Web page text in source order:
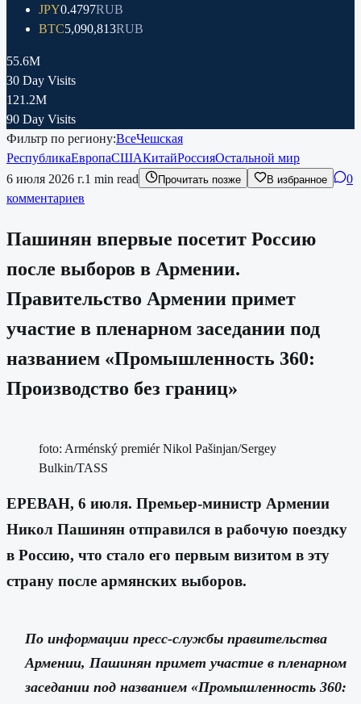
JPY0.4797RUB
BTC5,090,813RUB
55.6M
30 Day Visits
121.2M
90 Day Visits
Фильтр по региону:ВсеЧешская
РеспубликаЕвропаСШАКитайРоссияОстальной мир
6 июля 2026 г.1 min read Прочитать позже В избранное
0
комментариев
Пашинян впервые посетит Россию
после выборов в Армении.
Правительство Армении примет
участие в пленарном заседании под
названием «Промышленность 360:
Производство без границ»
foto: Arménský premiér Nikol Pašinjan/Sergey
Bulkin/TASS
ЕРЕВАН, 6 июля. Премьер-министр Армении
Никол Пашинян отправился в рабочую поездку
в Россию, что стало его первым визитом в эту
страну после армянских выборов.
По информации пресс-службы правительства
Армении, Пашинян примет участие в пленарном
заседании под названием «Промышленность 360: